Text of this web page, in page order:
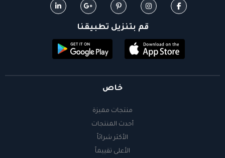
قم بتنزيل تطبيقنا
خاص
منتجات مميزة
أحدث المنتجات
الأكثر شرائاً
الأعلى تقييماً